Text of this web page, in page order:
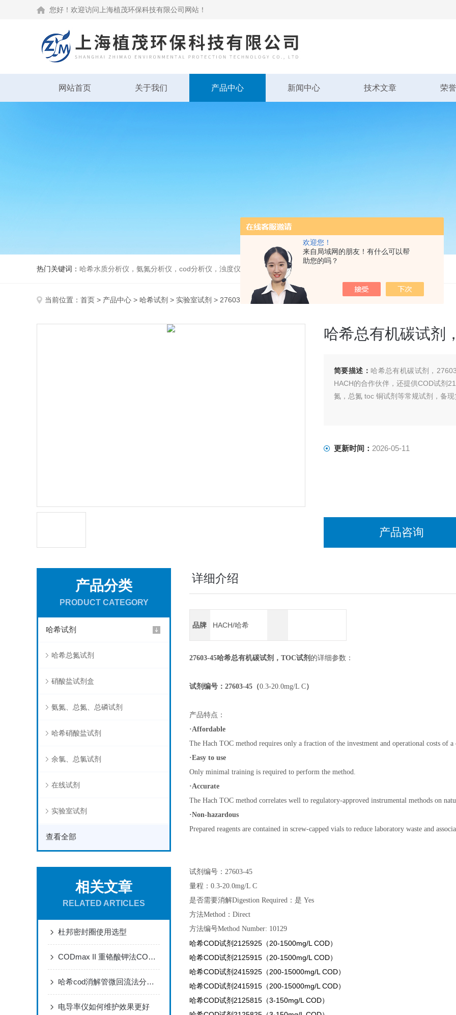
欢迎您！
来自局域网的朋友！有什么可以帮
助您的吗？
您好！欢迎访问上海植茂环保科技有限公司网站！
网站首页 关于我们 产品中心 新闻中心 技术文章 荣
热门关键词： 哈希水质分析仪，氨氮分析仪，cod分析仪，浊度仪，bod分析仪，溶解氧分析仪
当前位置： 首页 > 产品中心 > 哈希试剂 > 实验室试剂 > 2760345哈希总有机碳试剂，27603-45，TOC试剂
哈希总有机碳试剂
简要描述： 哈希总有机碳试剂，
HACH的合作伙伴，还提供COD试剂
氮，总氮 toc 铜试剂等常规试剂，备现
更新时间： 2026-05-11
产品咨询
产品分类
PRODUCT CATEGORY
哈希试剂
哈希总氮试剂
硝酸盐试剂盒
氨氮、总氮、总磷试剂
哈希硝酸盐试剂
余氯、总氯试剂
在线试剂
实验室试剂
查看全部
相关文章
RELATED ARTICLES
杜邦密封圈使用选型
CODmax II 重铬酸钾法COD分析仪器
哈希cod消解管微回流法分析步骤
电导率仪如何维护效果更好
详细介绍
品牌 HACH/哈希
27603-45哈希总有机碳试剂，TOC试剂 的详细参数：
试剂编号：27603-45（0.3-20.0mg/L C）
产品特点：
·Affordable
The Hach TOC method requires only a fraction of the investment and operational costs of
·Easy to use
Only minimal training is required to perform the method.
·Accurate
The Hach TOC method correlates well to regulatory-approved instrumental methods on
·Non-hazardous
Prepared reagents are contained in screw-capped vials to reduce laboratory waste and
试剂编号：27603-45
量程：0.3-20.0mg/L C
是否需要消解Digestion Required：是 Yes
方法Method：Direct
方法编号Method Number: 10129
哈希COD试剂2125925（20-1500mg/L COD）
哈希COD试剂2125915（20-1500mg/L COD）
哈希COD试剂2415925（200-15000mg/L COD）
哈希COD试剂2415915（200-15000mg/L COD）
哈希COD试剂2125815（3-150mg/L COD）